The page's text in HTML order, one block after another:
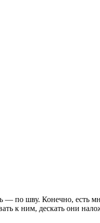
— по шву. Конечно, есть
к ним, дескать они